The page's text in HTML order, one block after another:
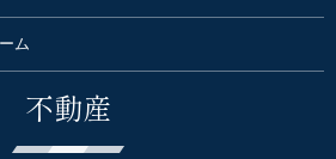
ム
不動産